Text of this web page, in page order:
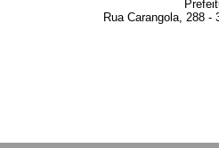
Rua Carangola, 288 -